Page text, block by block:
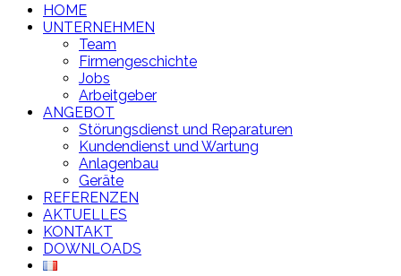
HOME
UNTERNEHMEN
Team
Firmengeschichte
Jobs
Arbeitgeber
ANGEBOT
Störungsdienst und Reparaturen
Kundendienst und Wartung
Anlagenbau
Geräte
REFERENZEN
AKTUELLES
KONTAKT
DOWNLOADS